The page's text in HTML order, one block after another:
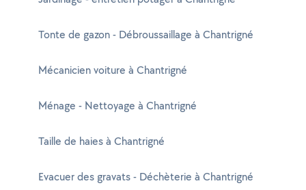
Tonte de gazon - Débroussaillage à Chantrigné
Mécanicien voiture à Chantrigné
Ménage - Nettoyage à Chantrigné
Taille de haies à Chantrigné
Evacuer des gravats - Déchèterie à Chantrigné